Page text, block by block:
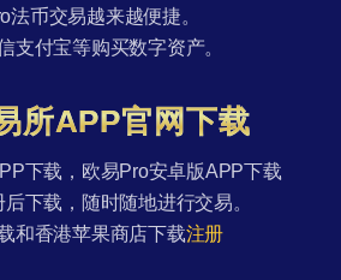
法币交易越来越便捷。
支付宝等购买数字资产。
所APP官网下载
下载，欧易Pro安卓版APP下载
下载，随时随地进行交易。
和香港苹果商店下载注册